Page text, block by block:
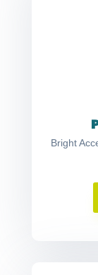
Bright